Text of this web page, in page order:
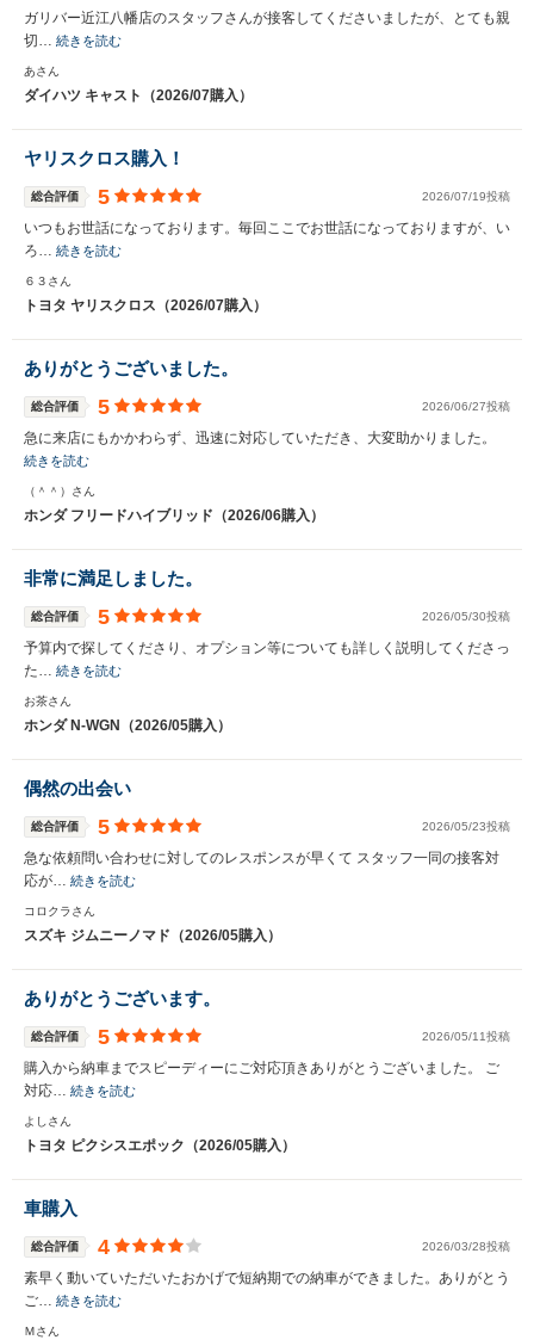
ガリバー近江八幡店のスタッフさんが接客してくださいましたが、とても親
切… 続きを読む
あさん
ダイハツ キャスト（2026/07購入）
ヤリスクロス購入！
総合評価 5 2026/07/19投稿
いつもお世話になっております。毎回ここでお世話になっておりますが、い
ろ… 続きを読む
６３さん
トヨタ ヤリスクロス（2026/07購入）
ありがとうございました。
総合評価 5 2026/06/27投稿
急に来店にもかかわらず、迅速に対応していただき、大変助かりました。
続きを読む
（＾＾）さん
ホンダ フリードハイブリッド（2026/06購入）
非常に満足しました。
総合評価 5 2026/05/30投稿
予算内で探してくださり、オプション等についても詳しく説明してくださっ
た… 続きを読む
お茶さん
ホンダ N-WGN（2026/05購入）
偶然の出会い
総合評価 5 2026/05/23投稿
急な依頼問い合わせに対してのレスポンスが早くて スタッフ一同の接客対
応が… 続きを読む
コロクラさん
スズキ ジムニーノマド（2026/05購入）
ありがとうございます。
総合評価 5 2026/05/11投稿
購入から納車までスピーディーにご対応頂きありがとうございました。 ご
対応… 続きを読む
よしさん
トヨタ ピクシスエポック（2026/05購入）
車購入
総合評価 4 2026/03/28投稿
素早く動いていただいたおかげで短納期での納車ができました。ありがとう
ご… 続きを読む
Ｍさん